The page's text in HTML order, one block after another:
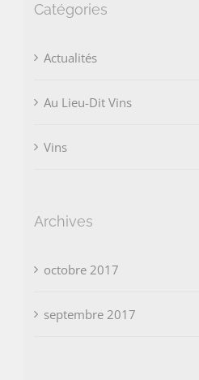
Catégories
Actualités
Au Lieu-Dit Vins
Vins
Archives
octobre 2017
septembre 2017